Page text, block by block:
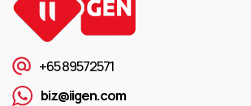
+65 89572571
biz@iigen.com